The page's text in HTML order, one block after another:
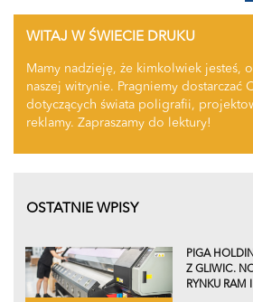
WITAJ W ŚWIECIE DRUKU
Mamy nadzieję, że kimkolwiek jesteś,
naszej witrynie. Pragniemy dostarczać
dotyczących świata poligrafii,
reklamy. Zapraszamy do lektury!
OSTATNIE WPISY
PIGA
Z GLIWIC.
RYNKU RAM